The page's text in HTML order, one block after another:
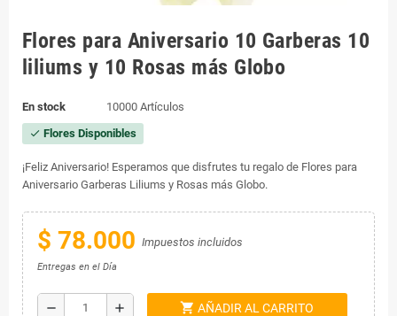
Flores para Aniversario 10 Garberas 10
liliums y 10 Rosas más Globo
En stock 10000 Artículos
check Flores Disponibles
¡Feliz Aniversario! Esperamos que disfrutes tu regalo de Flores para
Aniversario Garberas Liliums y Rosas más Globo.
$ 78.000 Impuestos incluidos
Entregas en el Día
remove add shopping_cart AÑADIR AL CARRITO